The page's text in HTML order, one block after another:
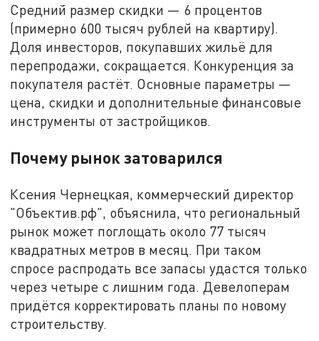
Средний размер скидки — 6 процентов
(примерно 600 тысяч рублей на квартиру).
Доля инвесторов, покупавших жильё для
перепродажи, сокращается. Конкуренция за
покупателя растёт. Основные параметры —
цена, скидки и дополнительные финансовые
инструменты от застройщиков.
Почему рынок затоварился
Ксения Чернецкая, коммерческий директор
"Объектив.рф", объяснила, что региональный
рынок может поглощать около 77 тысяч
квадратных метров в месяц. При таком
спросе распродать все запасы удастся только
через четыре с лишним года. Девелоперам
придётся корректировать планы по новому
строительству.